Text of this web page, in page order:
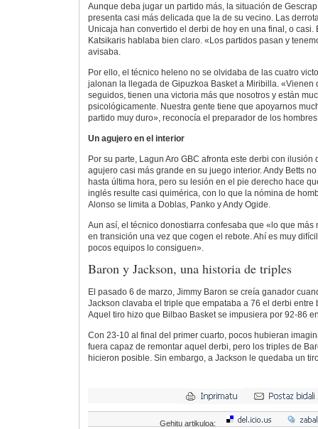
Aunque deba jugar un partido más, la situación de
presenta casi más delicada que la de su vecino. Las
Unicaja han convertido el derbi de hoy en una final, o casi.
Katsikaris hablaba bien claro. «Los partidos pasan y
avisaba.
Por ello, el técnico heleno no se olvidaba de las cuatro
jalonan la llegada de Gipuzkoa Basket a Miribilla. «Vienen
seguidos, tienen una victoria más que nosotros y están
psicológicamente. Nuestra gente tiene que apoyarnos
partido muy duro», reconocía el preparador de los
Un agujero en el interior
Por su parte, Lagun Aro GBC afronta este derbi con ilusión
agujero casi más grande en su juego interior. Andy Betts
hasta última hora, pero su lesión en el pie derecho hace
inglés resulte casi quimérica, con lo que la nómina de
Alonso se limita a Doblas, Panko y Andy Ogide.
Aun así, el técnico donostiarra confesaba que «lo que más
en transición una vez que cogen el rebote. Ahí es muy
pocos equipos lo consiguen».
Baron y Jackson, una historia de triples
El pasado 6 de marzo, Jimmy Baron se creía ganador
Jackson clavaba el triple que empataba a 76 el derbi entre
Aquel tiro hizo que Bilbao Basket se impusiera por 92-86
Con 23-10 al final del primer cuarto, pocos hubieran
fuera capaz de remontar aquel derbi, pero los triples de
hicieron posible. Sin embargo, a Jackson le quedaba un
Gehitu artikuloa: